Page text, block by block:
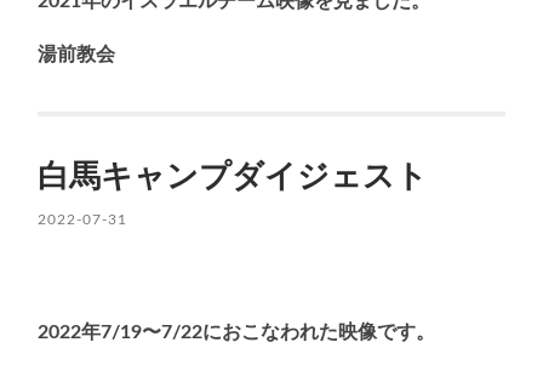
湯前教会
白馬キャンプダイジェスト
2022-07-31
2022年7/19〜7/22におこなわれた映像です。